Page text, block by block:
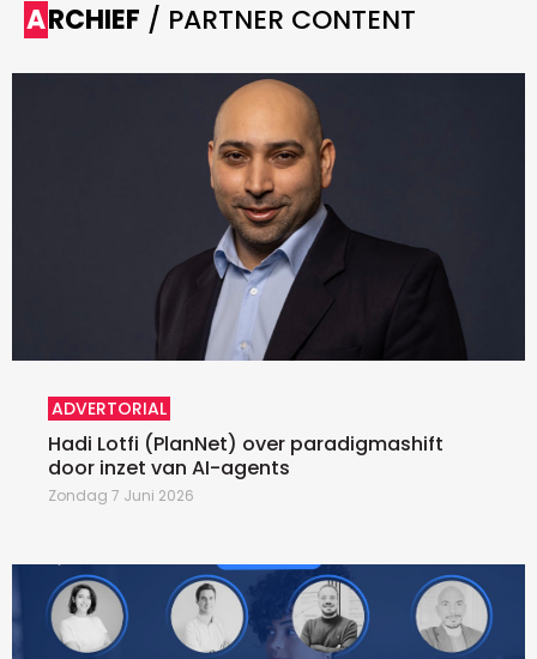
ARCHIEF / PARTNER CONTENT
ADVERTORIAL
Hadi Lotfi (PlanNet) over paradigmashift
door inzet van AI-agents
Zondag 7 Juni 2026